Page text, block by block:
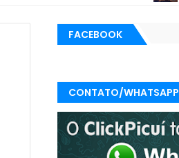
FACEBOOK
CONTATO/WHATSAPP